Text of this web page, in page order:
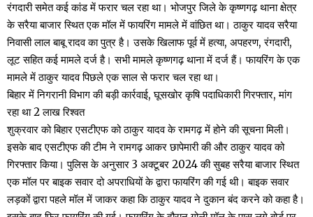
रंगदारी समेत कई कांड में फरार चल रहा था। भोजपुर जिले के कृष्णगढ़ थाना क्षेत्र
के सरैया बाजार स्थित एक मॉल में फायरिंग मामले में वांछित था। ठाकुर यादव सरैया
निवासी लाल बाबू रादव का पुत्र है। उसके खिलाफ पूर्व में हत्या, अपहरण, रंगदारी,
लूट सहित कई मामले दर्ज है। सभी मामले कृष्णगढ़ थाना में दर्ज हैं। फायरिंग के एक
मामले में ठाकुर यादव पिछले एक साल से फरार चल रहा था।
बिहार में निगरानी विभाग की बड़ी कार्रवाई, घूसखोर कृषि पदाधिकारी गिरफ्तार, मांग
रहा था 2 लाख रिश्वत
शुक्रवार को बिहार एसटीएफ को ठाकुर यादव के रामगढ़ में होने की सूचना मिली।
इसके बाद एसटीएफ की टीम ने रामगढ़ आकर छापेमारी की और ठाकुर यादव को
गिरफ्तार किया। पुलिस के अनुसार 3 अक्टूबर 2024 की सुबह सरैया बाजार स्थित
एक मॉल पर बाइक सवार दो अपराधियों के द्वारा फायरिंग की गई थी। बाइक सवार
लड़कों द्वारा पहले मॉल में जाकर कहा कि ठाकुर यादव ने दुकान बंद करने को कहा है।